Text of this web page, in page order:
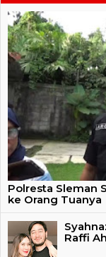
Polresta Sleman
ke Orang Tuanya
Raffi